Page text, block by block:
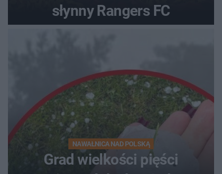
słynny Rangers FC
NAWAŁNICA NAD POLSKĄ
Grad wielkości pięści